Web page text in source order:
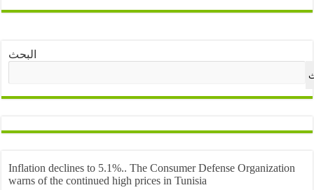
البحث
Inflation declines to 5.1%.. The Consumer Defense Organization
warns of the continued high prices in Tunisia